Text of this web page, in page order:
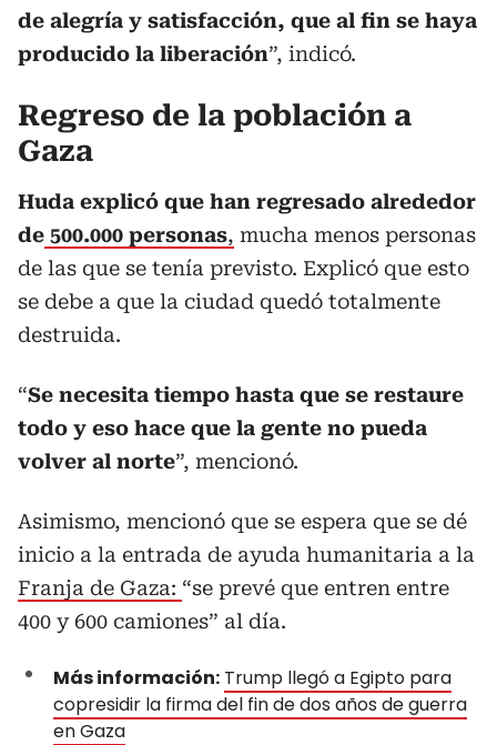
de alegría y satisfacción, que al fin se haya
producido la liberación”, indicó.
Regreso de la población a
Gaza
Huda explicó que han regresado alrededor
de 500.000 personas, mucha menos personas
de las que se tenía previsto. Explicó que esto
se debe a que la ciudad quedó totalmente
destruida.
“Se necesita tiempo hasta que se restaure
todo y eso hace que la gente no pueda
volver al norte”, mencionó.
Asimismo, mencionó que se espera que se dé
inicio a la entrada de ayuda humanitaria a la
Franja de Gaza: “se prevé que entren entre
400 y 600 camiones” al día.
Más información: Trump llegó a Egipto para
copresidir la firma del fin de dos años de guerra
en Gaza